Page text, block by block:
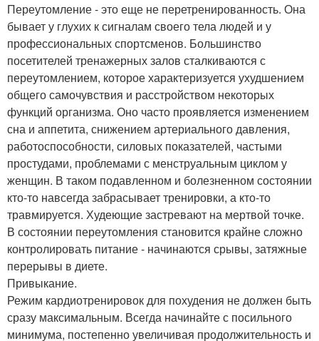
Переутомление - это еще не перетренированность. Она
бывает у глухих к сигналам своего тела людей и у
профессиональных спортсменов. Большинство
посетителей тренажерных залов сталкиваются с
переутомлением, которое характеризуется ухудшением
общего самочувствия и расстройством некоторых
функций организма. Оно часто проявляется изменением
сна и аппетита, снижением артериального давления,
работоспособности, силовых показателей, частыми
простудами, проблемами с менструальным циклом у
женщин. В таком подавленном и болезненном состоянии
кто-то навсегда забрасывает тренировки, а кто-то
травмируется. Худеющие застревают на мертвой точке.
В состоянии переутомления становится крайне сложно
контролировать питание - начинаются срывы, затяжные
перерывы в диете.
Привыкание.
Режим кардиотренировок для похудения не должен быть
сразу максимальным. Всегда начинайте с посильного
минимума, постепенно увеличивая продолжительность и